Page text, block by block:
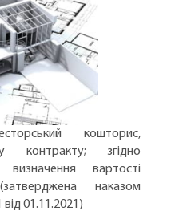
кошторис,
контракту; згідно
вартості
наказом
01.11.2021)